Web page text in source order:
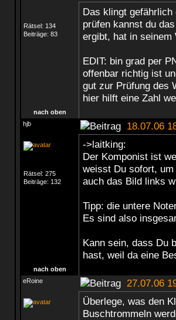
Rätsel: 134
Beiträge: 83
Das klingt
prüfen kannst du
ergibt, hat in
EDIT: bin grad per
offenbar richtig ist
gut zur Prüfung des
hier hilft eine Zahl
nach oben
hjb
18.07.06
Rätsel: 275
Beiträge: 132
->laitking:
Der Komponist ist
weisst Du sofort,
auch das Bild links
Tipp: die untere
Es sind also
Kann sein, dass Du
hast, weil da eine
nach oben
eRoine
27.07.06
Überlege, was den
Buschtrommeln